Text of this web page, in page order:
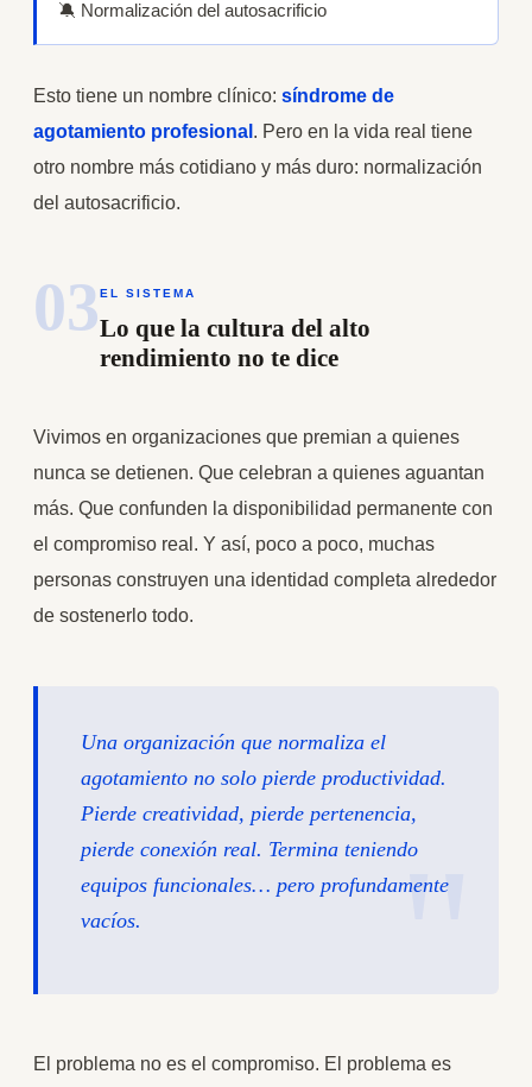
🔕 Normalización del autosacrificio
Esto tiene un nombre clínico: síndrome de
agotamiento profesional . Pero en la vida real tiene
otro nombre más cotidiano y más duro: normalización
del autosacrificio.
03EL SISTEMA
Lo que la cultura del alto
rendimiento no te dice
Vivimos en organizaciones que premian a quienes
nunca se detienen. Que celebran a quienes aguantan
más. Que confunden la disponibilidad permanente con
el compromiso real. Y así, poco a poco, muchas
personas construyen una identidad completa alrededor
de sostenerlo todo.
Una organización que normaliza el
agotamiento no solo pierde productividad.
Pierde creatividad, pierde pertenencia,
pierde conexión real. Termina teniendo
equipos funcionales… pero profundamente
vacíos.
El problema no es el compromiso. El problema es